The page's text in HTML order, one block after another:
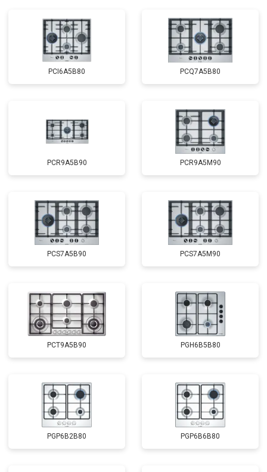
PCI6A5B80 PCQ7A5B80
PCR9A5B90 PCR9A5M90
PCS7A5B90 PCS7A5M90
PCT9A5B90 PGH6B5B80
PGP6B2B80 PGP6B6B80